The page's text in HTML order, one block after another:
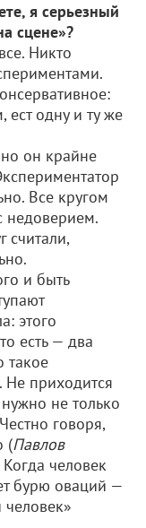
я серьезный
сцене»?
Никто
одну и ту же
он крайне
Все кругом
недоверием.
считали,
и быть
этого
есть — два
такое
приходится
не только
говоря,
(Павлов
Когда человек
бурю оваций —